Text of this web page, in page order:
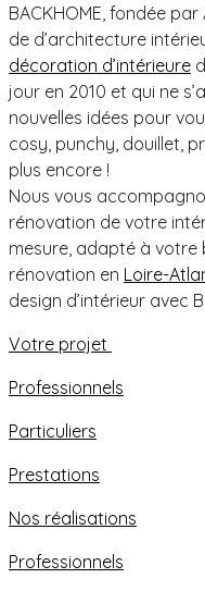
BACKHOME, fondée
de d’architecture
décoration d’intérieure
jour en 2010 et qui ne
nouvelles idées pour
cosy, punchy, douillet,
plus encore !
Nous vous
rénovation de votre
mesure, adapté à votre
rénovation en Loire-
design d’intérieur avec
Votre projet
Professionnels
Particuliers
Prestations
Nos réalisations
Professionnels